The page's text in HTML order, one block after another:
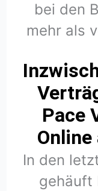
bei den
mehr als
Pace
In den
gehäuft